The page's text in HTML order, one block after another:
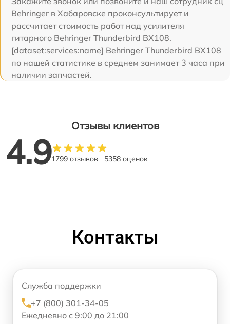
Behringer в Хабаровске проконсультирует и
рассчитает стоимость работ над усилителя
гитарного Behringer Thunderbird BX108.
[dataset:services:name] Behringer Thunderbird BX108
по нашей статистике в среднем занимает 3 часа при
наличии запчастей.
Отзывы клиентов
4.91799 отзывов 5358 оценок
Контакты
Служба поддержки
+7 (800) 301-34-05
Ежедневно с 9:00 до 21:00